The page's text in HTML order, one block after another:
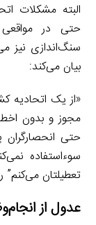
البته مشکلات
حتی در مواقعی
سنگ‌اندازی نیز
بیان می‌کند:
«از یک اتحادیه
مجوز و بدون
حتی
سوءاستفاده
تعطیلتان می‌کنم”
عدول از